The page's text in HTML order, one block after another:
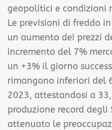
geopolitici e condizioni
Le previsioni di freddo
un aumento dei prezzi
incremento del 7%
un +3% il giorno
rimangono inferiori del
2023, attestandosi a
produzione record
attenuato le